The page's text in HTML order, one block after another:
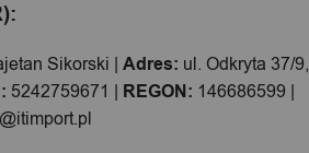
Sikorski | Adres: ul. Odkryta 37/9,
5242759671 | REGON: 146686599 |